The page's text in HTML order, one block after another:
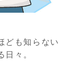
ども知らない
日々。